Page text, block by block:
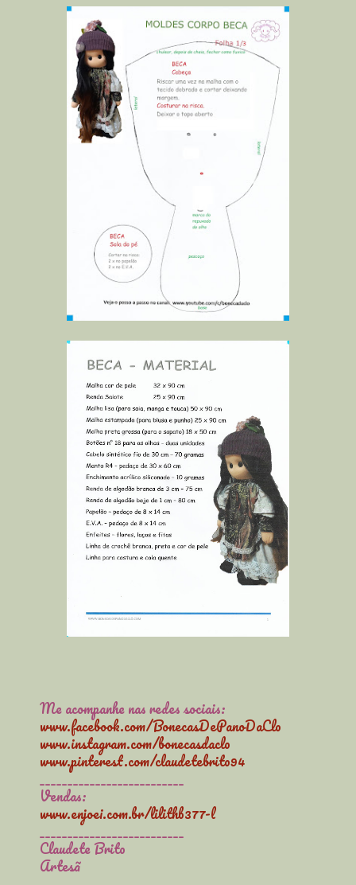
Me acompanhe nas redes sociais:
www.facebook.com/BonecasDePanoDaClo
www.instagram.com/bonecasdaclo
www.pinterest.com/claudetebrito94
__________________________
Vendas:
www.enjoei.com.br/lilithb377-l
__________________________
Claudete Brito
Artesã